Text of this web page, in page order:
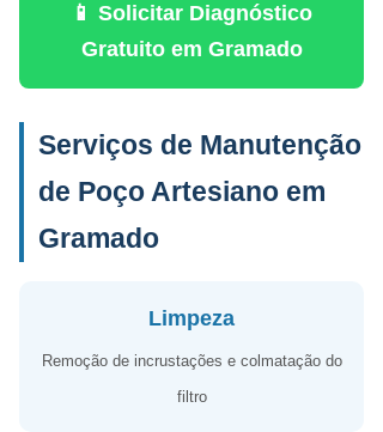
📱 Solicitar Diagnóstico
Gratuito em Gramado
Serviços de Manutenção
de Poço Artesiano em
Gramado
Limpeza
Remoção de incrustações e colmatação do
filtro